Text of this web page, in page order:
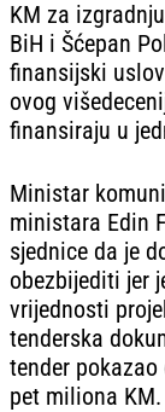
KM za
BiH i Šćepan
finansijski
ovog
finansiraju u
Ministar
ministara Edin
sjednice da je
obezbijediti jer
vrijednosti
tenderska
tender
pet miliona KM.